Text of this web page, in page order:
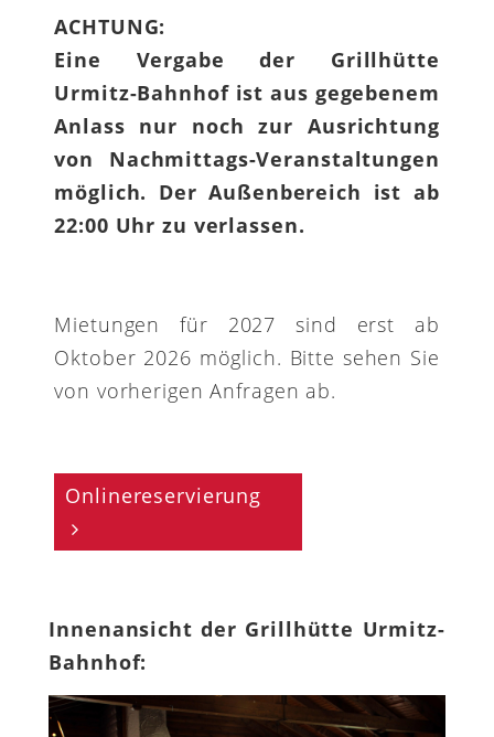
ACHTUNG:
Eine Vergabe der Grillhütte
Urmitz-Bahnhof ist aus gegebenem
Anlass nur noch zur Ausrichtung
von Nachmittags-Veranstaltungen
möglich. Der Außenbereich ist ab
22:00 Uhr zu verlassen.
Mietungen für 2027 sind erst ab
Oktober 2026 möglich. Bitte sehen Sie
von vorherigen Anfragen ab.
Onlinereservierung
Innenansicht der Grillhütte Urmitz-
Bahnhof: